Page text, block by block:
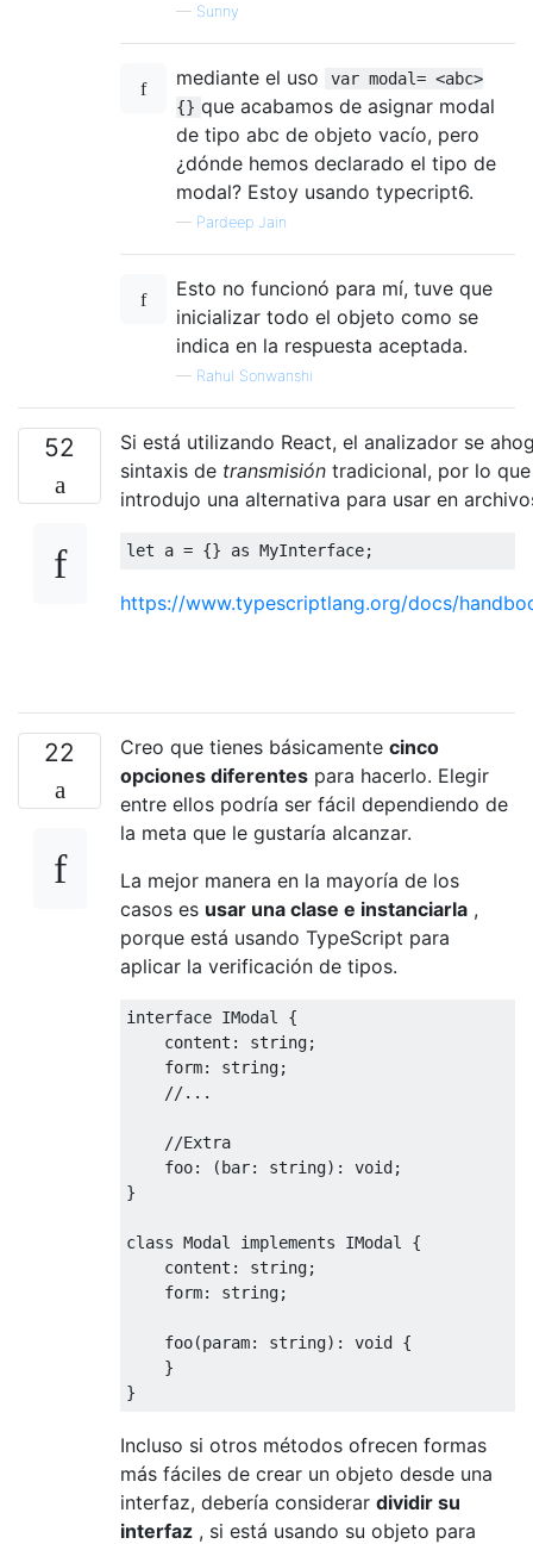
— Sunny
mediante el uso
var modal= <abc>
{} que acabamos de asignar modal
de tipo abc de objeto vacío, pero
¿dónde hemos declarado el tipo de
modal? Estoy usando typecript6.
— Pardeep Jain
Esto no funcionó para mí, tuve que
inicializar todo el objeto como se
indica en la respuesta aceptada.
— Rahul Sonwanshi
52
Si está utilizando React, el analizador se
sintaxis de transmisión tradicional, por lo
introdujo una alternativa para usar en
let a = {} as MyInterface;
https://www.typescriptlang.org/docs/
22 Creo que tienes básicamente cinco
opciones diferentes para hacerlo. Elegir
entre ellos podría ser fácil dependiendo de
la meta que le gustaría alcanzar.
La mejor manera en la mayoría de los
casos es usar una clase e instanciarla ,
porque está usando TypeScript para
aplicar la verificación de tipos.
interface IModal
{
    content
: string;
    form
: string;
//...
//Extra
    foo
: (bar: string): void;
}
class Modal implements IModal
{
    content
: string;
    form
: string;
    foo
(param: string): void {
}
}
Incluso si otros métodos ofrecen formas
más fáciles de crear un objeto desde una
interfaz, debería considerar dividir su
interfaz , si está usando su objeto para